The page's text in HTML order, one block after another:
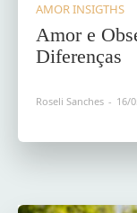
AMOR INSIGTHS
Amor e
Diferenças
Roseli Sanches - 16/